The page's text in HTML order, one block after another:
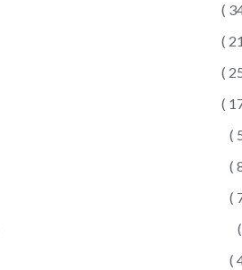
(
(
(
(
(
(
(
(